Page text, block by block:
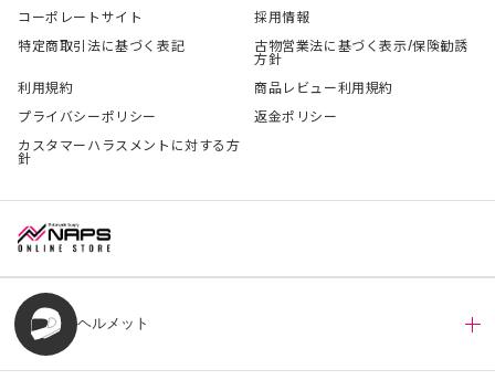
コーポレートサイト
採用情報
特定商取引法に基づく表記
古物営業法に基づく表示/保険勧誘
方針
利用規約
商品レビュー利用規約
プライバシーポリシー
返金ポリシー
カスタマーハラスメントに対する方
針
ヘルメット